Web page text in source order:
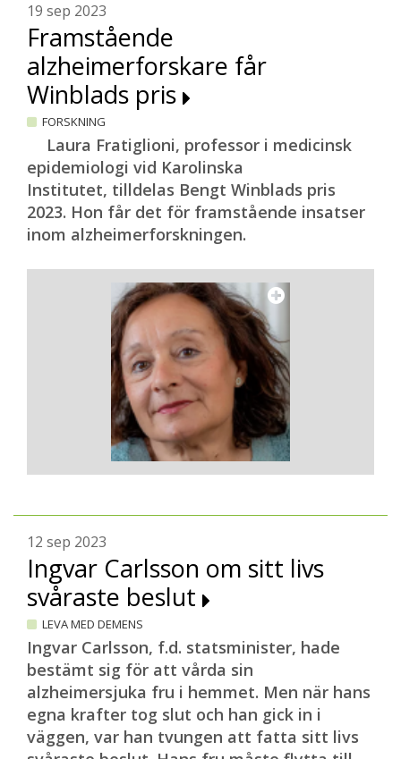
19 sep 2023
Framstående
alzheimerforskare får
Winblads pris
FORSKNING
Laura Fratiglioni, professor i medicinsk
epidemiologi vid Karolinska
Institutet, tilldelas Bengt Winblads pris
2023. Hon får det för framstående insatser
inom alzheimerforskningen.
12 sep 2023
Ingvar Carlsson om sitt livs
svåraste beslut
LEVA MED DEMENS
Ingvar Carlsson, f.d. statsminister, hade
bestämt sig för att vårda sin
alzheimersjuka fru i hemmet. Men när hans
egna krafter tog slut och han gick in i
väggen, var han tvungen att fatta sitt livs